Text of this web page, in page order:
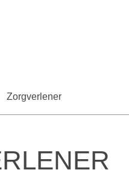
Zorgverlener